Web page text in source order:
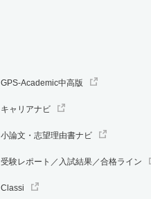
GPS-Academic中高版
キャリアナビ
小論文・志望理由書ナビ
受験レポート／入試結果／合格ライン
Classi